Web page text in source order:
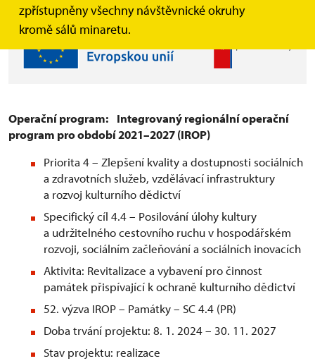
zpřístupněny všechny návštěvnické okruhy
kromě sálů minaretu.
Operační program: Integrovaný regionální operační
program pro období 2021–2027 (IROP)
Priorita 4 – Zlepšení kvality a dostupnosti sociálních
a zdravotních služeb, vzdělávací infrastruktury
a rozvoj kulturního dědictví
Specifický cíl 4.4 – Posilování úlohy kultury
a udržitelného cestovního ruchu v hospodářském
rozvoji, sociálním začleňování a sociálních inovacích
Aktivita: Revitalizace a vybavení pro činnost
památek přispívající k ochraně kulturního dědictví
52. výzva IROP – Památky – SC 4.4 (PR)
Doba trvání projektu: 8. 1. 2024 – 30. 11. 2027
Stav projektu: realizace